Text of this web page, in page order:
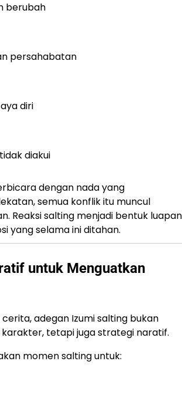
berubah
persahabatan
diri
diakui
dengan nada yang
semua konflik itu muncul
Reaksi salting menjadi bentuk luapan
yang selama ini ditahan.
untuk Menguatkan
cerita, adegan Izumi salting bukan
karakter, tetapi juga strategi naratif.
momen salting untuk: